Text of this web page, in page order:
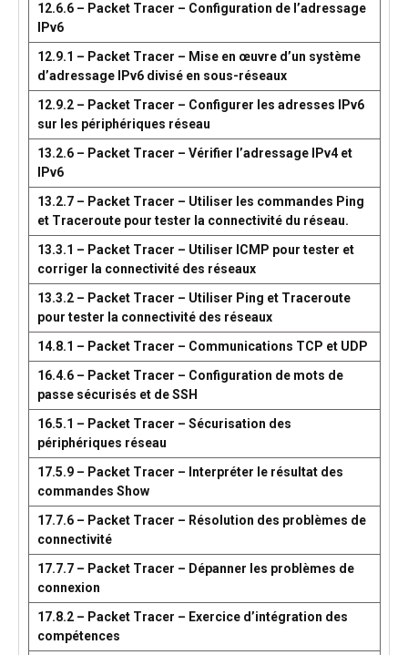
12.6.6 – Packet Tracer – Configuration de l’adressage
IPv6
12.9.1 – Packet Tracer – Mise en œuvre d’un système
d’adressage IPv6 divisé en sous-réseaux
12.9.2 – Packet Tracer – Configurer les adresses IPv6
sur les périphériques réseau
13.2.6 – Packet Tracer – Vérifier l’adressage IPv4 et
IPv6
13.2.7 – Packet Tracer – Utiliser les commandes Ping
et Traceroute pour tester la connectivité du réseau.
13.3.1 – Packet Tracer – Utiliser ICMP pour tester et
corriger la connectivité des réseaux
13.3.2 – Packet Tracer – Utiliser Ping et Traceroute
pour tester la connectivité des réseaux
14.8.1 – Packet Tracer – Communications TCP et UDP
16.4.6 – Packet Tracer – Configuration de mots de
passe sécurisés et de SSH
16.5.1 – Packet Tracer – Sécurisation des
périphériques réseau
17.5.9 – Packet Tracer – Interpréter le résultat des
commandes Show
17.7.6 – Packet Tracer – Résolution des problèmes de
connectivité
17.7.7 – Packet Tracer – Dépanner les problèmes de
connexion
17.8.2 – Packet Tracer – Exercice d’intégration des
compétences